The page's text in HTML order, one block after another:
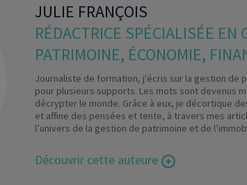
JULIE FRANÇOIS
RÉDACTRICE SPÉCIALISÉE EN
PATRIMOINE, ÉCONOMIE,
Journaliste de formation, j'écris sur la gestion de
pour plusieurs supports. Les mots sont devenus
décrypter le monde. Grâce à eux, je décortique
et affine des pensées et tente, à travers mes
l’univers de la gestion de patrimoine et de
Découvrir cette auteure